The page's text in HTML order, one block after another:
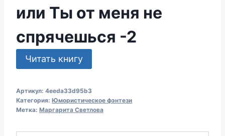
или Ты от меня не
спрячешься -2
Читать книгу
Артикул: 4eeda33d95b3
Категория: Юмористическое фэнтези
Метка: Маргарита Светлова